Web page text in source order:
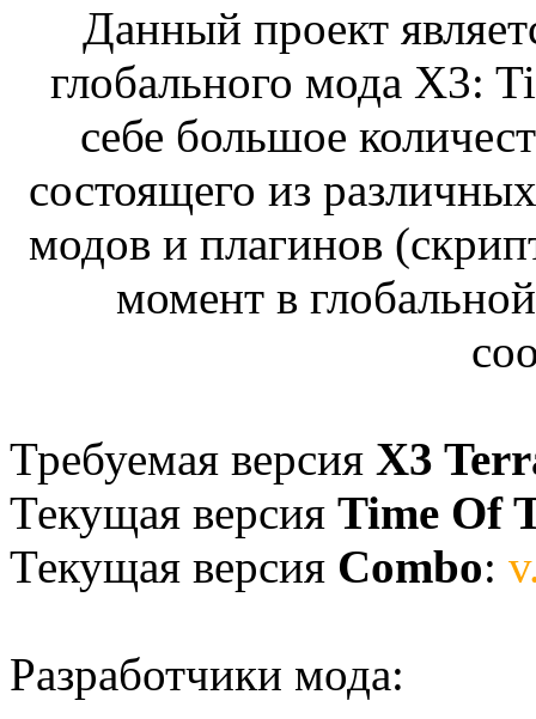
Данный проект
глобального мода X3:
себе большое
состоящего из
модов и плагинов
момент в
Требуемая версия X3
Текущая версия Time Of
Текущая версия Combo:
Разработчики мода: